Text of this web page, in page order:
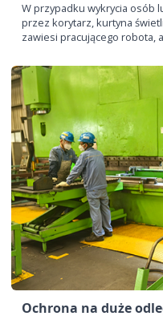
W przypadku wykrycia osób
przez korytarz, kurtyna
zawiesi pracującego robota,
Ochrona na duże